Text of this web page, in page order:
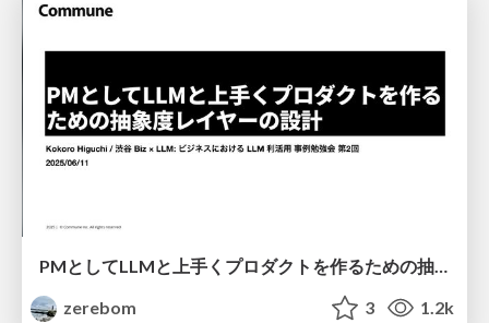
PMとしてLLMと上手くプロダクトを作るための抽象度レイヤーの設計
zerebom
3 1.2k